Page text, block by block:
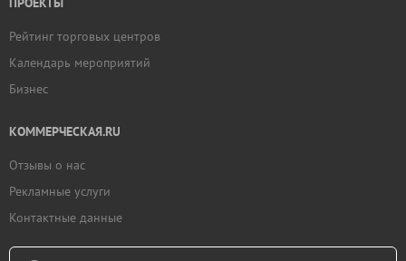
Рейтинг торговых центров
Календарь мероприятий
Бизнес
КОММЕРЧЕСКАЯ.RU
Отзывы о нас
Рекламные услуги
Контактные данные